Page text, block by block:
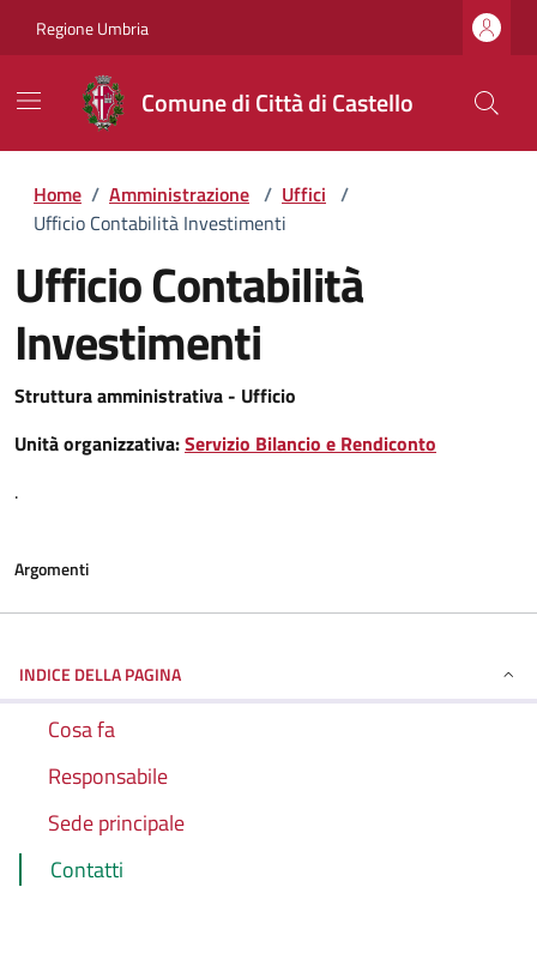
Regione Umbria
Comune di Città di Castello
Home / Amministrazione / Uffici /
Ufficio Contabilità Investimenti
Ufficio Contabilità
Investimenti
Struttura amministrativa - Ufficio
Unità organizzativa:Servizio Bilancio e Rendiconto
.
Argomenti
INDICE DELLA PAGINA
Cosa fa
Responsabile
Sede principale
Contatti